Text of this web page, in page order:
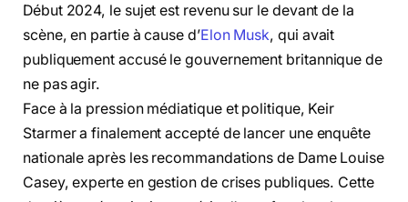
Début 2024, le sujet est revenu sur le devant de la
scène, en partie à cause d’Elon Musk, qui avait
publiquement accusé le gouvernement britannique de
ne pas agir.
Face à la pression médiatique et politique, Keir
Starmer a finalement accepté de lancer une enquête
nationale après les recommandations de Dame Louise
Casey, experte en gestion de crises publiques. Cette